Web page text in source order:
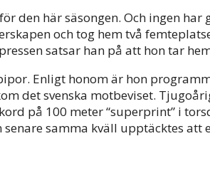
den här säsongen. Och ingen har
och tog hem två
satsar han på att hon tar
Enligt honom är hon
det svenska motbeviset.
på 100 meter “superprint” i
samma kväll upptäcktes att